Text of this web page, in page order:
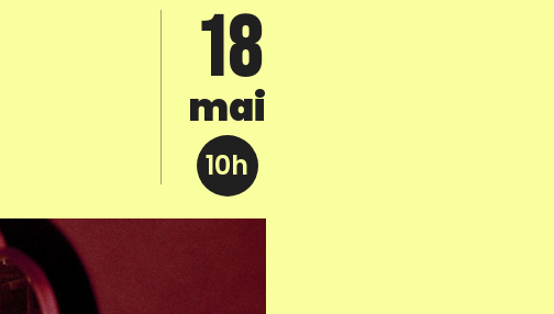
18
mai
10h